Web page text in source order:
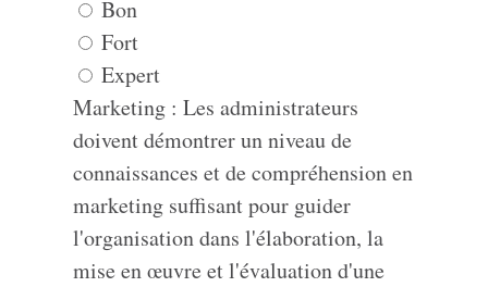
Bon
Fort
Expert
Marketing : Les administrateurs
doivent démontrer un niveau de
connaissances et de compréhension en
marketing suffisant pour guider
l'organisation dans l'élaboration, la
mise en œuvre et l'évaluation d'une